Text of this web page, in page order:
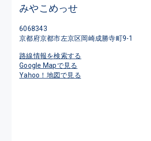
みやこめっせ
6068343
京都府京都市左京区岡崎成勝寺町9-1
路線情報を検索する
Google Mapで見る
Yahoo！地図で見る